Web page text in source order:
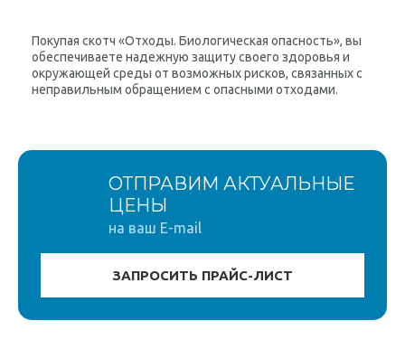
Покупая скотч «Отходы. Биологическая опасность», вы
обеспечиваете надежную защиту своего здоровья и
окружающей среды от возможных рисков, связанных с
неправильным обращением с опасными отходами.
ОТПРАВИМ АКТУАЛЬНЫЕ
ЦЕНЫ
на ваш E-mail